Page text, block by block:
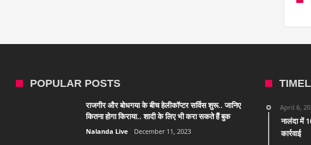
POPULAR POSTS
राजगीर और बोधगया के बीच हेलीकॉप्टर सर्विस शुरू.. जानिए
कितना होगा किराया.. शादी के लिए भी करा सकते हैं बुक
Nalanda Live December 11, 2023
April 6,
नालंदा में
कार्रवाई